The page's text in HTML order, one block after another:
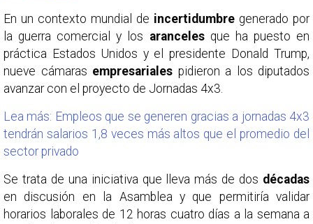
En un contexto mundial de incertidumbre generado por
la guerra comercial y los arancelesque ha puesto en
práctica Estados Unidos y el presidente Donald Trump,
nueve cámaras empresariales pidieron a los diputados
avanzar con el proyecto de Jornadas 4x3.
Lea más: Empleos que se generen gracias a jornadas 4x3
tendrán salarios 1,8 veces más altos que el promedio del
sector privado
Se trata de una iniciativa que lleva más de dos décadas
en discusión en la Asamblea y que permitiría validar
horarios laborales de 12 horas cuatro días a la semana a